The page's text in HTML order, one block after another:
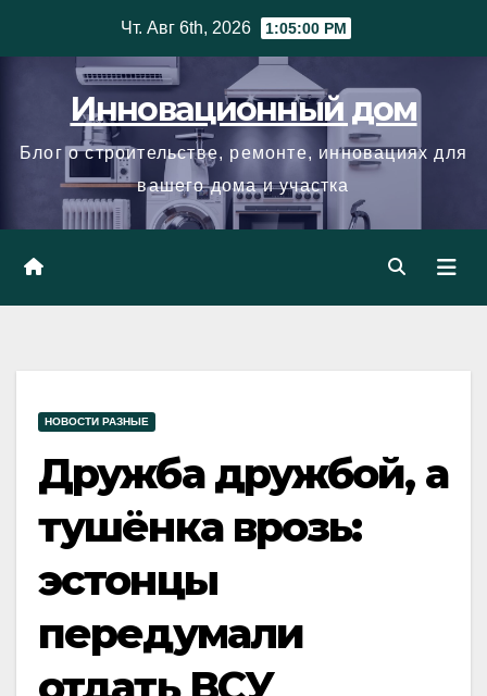
Чт. Авг 6th, 2026 1:05:01 PM
Инновационный дом
Блог о строительстве, ремонте, инновациях для
вашего дома и участка
НОВОСТИ РАЗНЫЕ
Дружба дружбой, а
тушёнка врозь:
эстонцы
передумали